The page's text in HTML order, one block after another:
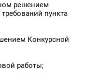
решением
пункта
Конкурсной
работы;